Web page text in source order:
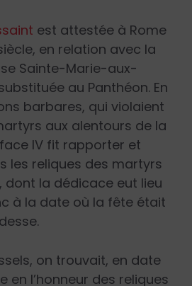
est attestée à Rome
en relation avec la
Sainte-Marie-aux-
au Panthéon. En
barbares, qui violaient
aux alentours de la
IV fit rapporter et
les reliques des martyrs
dont la dédicace eut lieu
à la date où la fête était
on trouvait, en date
en l’honneur des reliques